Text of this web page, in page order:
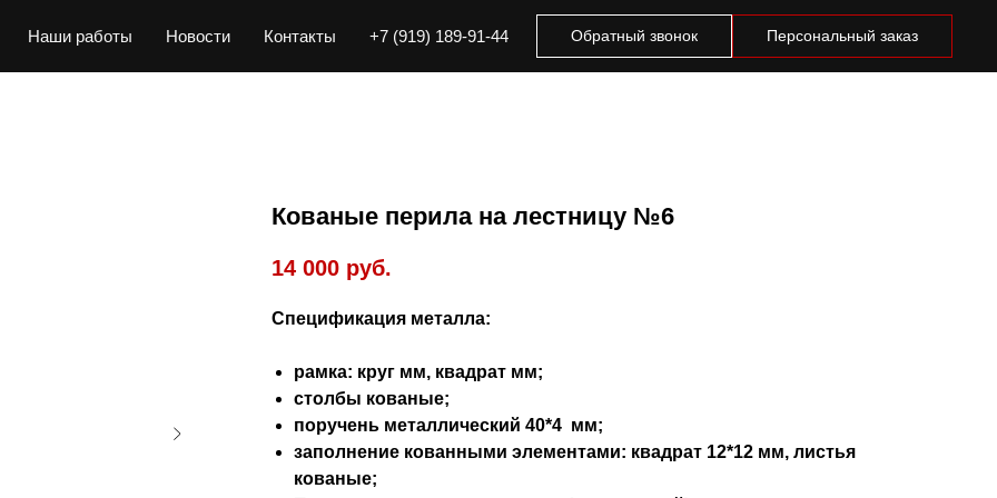
Наши работы Новости Контакты +7 (919) 189-91-44 Обратный звонок Персональный заказ
Кованые перила на лестницу №6
14 000 руб.
Спецификация металла:
рамка: круг мм, квадрат мм;
столбы кованые;
поручень металлический 40*4 мм;
заполнение кованными элементами: квадрат 12*12 мм, листья
кованые;